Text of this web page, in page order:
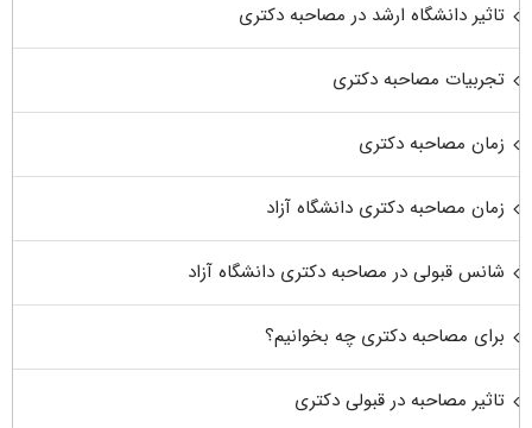
تاثیر دانشگاه ارشد در مصاحبه دکتری
تجربیات مصاحبه دکتری
زمان مصاحبه دکتری
زمان مصاحبه دکتری دانشگاه آزاد
شانس قبولی در مصاحبه دکتری دانشگاه آزاد
برای مصاحبه دکتری چه بخوانیم؟
تاثیر مصاحبه در قبولی دکتری